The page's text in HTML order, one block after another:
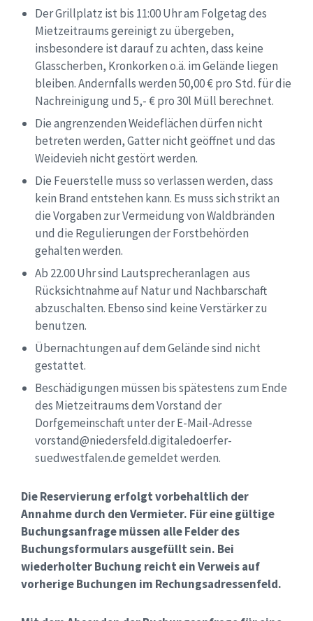
Der Grillplatz ist bis 11:00 Uhr am Folgetag des
Mietzeitraums gereinigt zu übergeben,
insbesondere ist darauf zu achten, dass keine
Glasscherben, Kronkorken o.ä. im Gelände liegen
bleiben. Andernfalls werden 50,00 € pro Std. für die
Nachreinigung und 5,- € pro 30l Müll berechnet.
Die angrenzenden Weideflächen dürfen nicht
betreten werden, Gatter nicht geöffnet und das
Weidevieh nicht gestört werden.
Die Feuerstelle muss so verlassen werden, dass
kein Brand entstehen kann. Es muss sich strikt an
die Vorgaben zur Vermeidung von Waldbränden
und die Regulierungen der Forstbehörden
gehalten werden.
Ab 22.00 Uhr sind Lautsprecheranlagen aus
Rücksichtnahme auf Natur und Nachbarschaft
abzuschalten. Ebenso sind keine Verstärker zu
benutzen.
Übernachtungen auf dem Gelände sind nicht
gestattet.
Beschädigungen müssen bis spätestens zum Ende
des Mietzeitraums dem Vorstand der
Dorfgemeinschaft unter der E-Mail-Adresse
vorstand@niedersfeld.digitaledoerfer-
suedwestfalen.de gemeldet werden.
Die Reservierung erfolgt vorbehaltlich der
Annahme durch den Vermieter. Für eine gültige
Buchungsanfrage müssen alle Felder des
Buchungsformulars ausgefüllt sein. Bei
wiederholter Buchung reicht ein Verweis auf
vorherige Buchungen im Rechungsadressenfeld.